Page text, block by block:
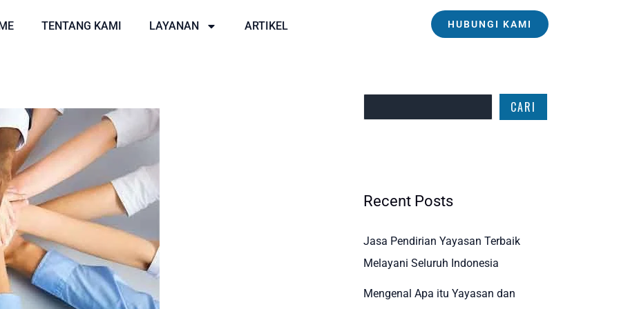
TENTANG KAMI LAYANAN ARTIKEL HUBUNGI KAMI
CARI
Recent Posts
Jasa Pendirian Yayasan Terbaik
Melayani Seluruh Indonesia
Mengenal Apa itu Yayasan dan